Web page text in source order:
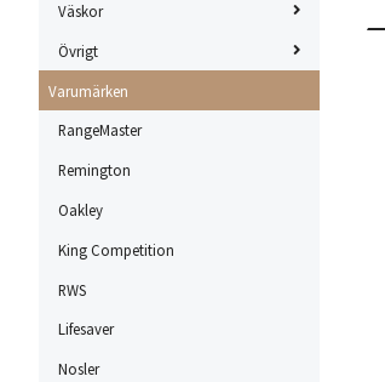
Väskor
Övrigt
Varumärken
RangeMaster
Remington
Oakley
King Competition
RWS
Lifesaver
Nosler